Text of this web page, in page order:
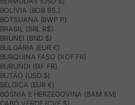
BOLÍVIA (BOB BS.)
BOTSUANA (BWP P)
BRASIL (BRL R$)
BRUNEI (BND $)
BULGÁRIA (EUR €)
BURQUINA FASO (XOF FR)
BURUNDI (BIF FR)
BUTÃO (USD $)
BÉLGICA (EUR €)
BÓSNIA E HERZEGOVINA (BAM КМ)
CABO VERDE (CVE $)